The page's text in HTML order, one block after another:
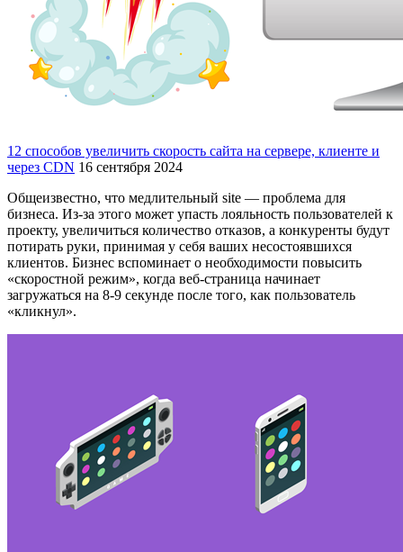
12 способов увеличить скорость сайта на сервере, клиенте и
через CDN 16 сентября 2024
Общеизвестно, что медлительный site — проблема для
бизнеса. Из-за этого может упасть лояльность пользователей к
проекту, увеличиться количество отказов, а конкуренты будут
потирать руки, принимая у себя ваших несостоявшихся
клиентов. Бизнес вспоминает о необходимости повысить
«скоростной режим», когда веб-страница начинает
загружаться на 8-9 секунде после того, как пользователь
«кликнул».